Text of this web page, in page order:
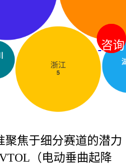
咨询
咨询
聚焦于细分赛道的潜力
（电动垂曲起降